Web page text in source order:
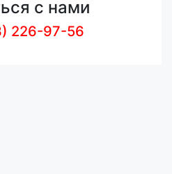
с нами
226-97-56